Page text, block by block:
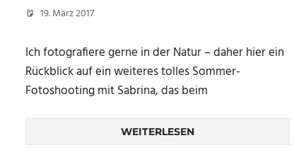
19. März 2017
Ich fotografiere gerne in der Natur – daher hier ein
Rückblick auf ein weiteres tolles Sommer-
Fotoshooting mit Sabrina, das beim
WEITERLESEN